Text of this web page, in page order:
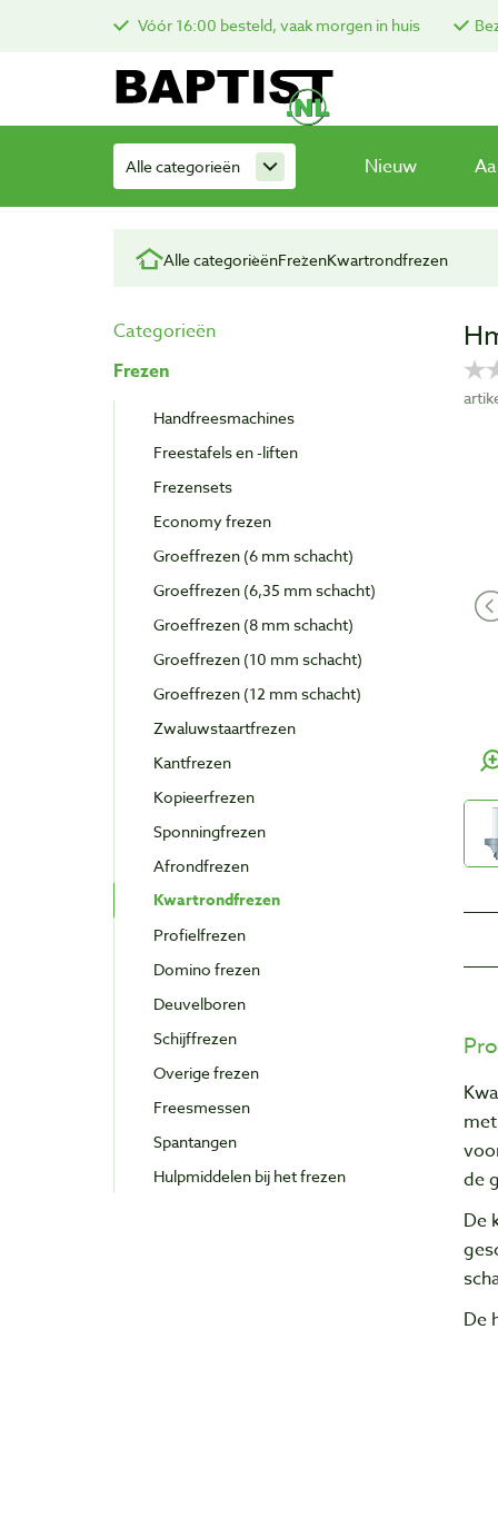
Vóór 16:00 besteld, vaak morgen in huis
Alle categorieën Nieuw
Alle categorieënFrezenKwartrondfrezen
Categorieën
Frezen
Handfreesmachines
Freestafels en -liften
Frezensets
Economy frezen
Groeffrezen (6 mm schacht)
Groeffrezen (6,35 mm schacht)
Groeffrezen (8 mm schacht)
Groeffrezen (10 mm schacht)
Groeffrezen (12 mm schacht)
Zwaluwstaartfrezen
Kantfrezen
Kopieerfrezen
Sponningfrezen
Afrondfrezen
Kwartrondfrezen
Profielfrezen
Domino frezen
Deuvelboren
Schijffrezen
Overige frezen
Freesmessen
Spantangen
Hulpmiddelen bij het frezen
de
De
De